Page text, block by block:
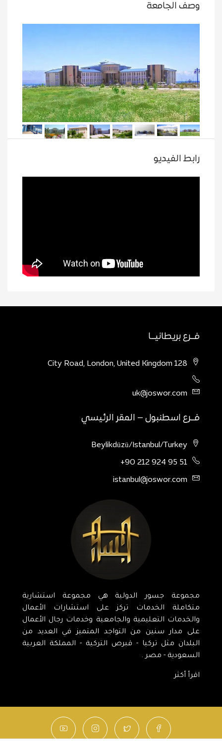
وصف الجامعة
رابط الفيديو
فــرع بريطانيــا
128 City Road, London, United Kingdom
uk@joswor.com
فــرع اسطنبول – المقر الرئيسي
Beylikdüzü/Istanbul/Turkey
51 95 924 212 90+
istanbul@joswor.com
مجموعة جسور الدولية هي مجموعة استشارية
متكاملة الخدمات تركز على استشارات الأعمال
والخدمات التعليمية والجامعية وخدمات رجال الأعمال
على مدار سنين من التواجد المتميز في العديد من
البلدان مثل تركيا - قبرص التركية - المملكة العربية
السعودية - مصر .
اقرأ أكثر